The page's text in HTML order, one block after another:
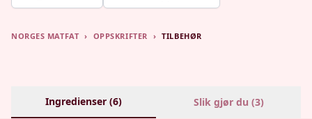
NORGES MATFAT › OPPSKRIFTER › TILBEHØR
Ingredienser (6) Slik gjør du (3)